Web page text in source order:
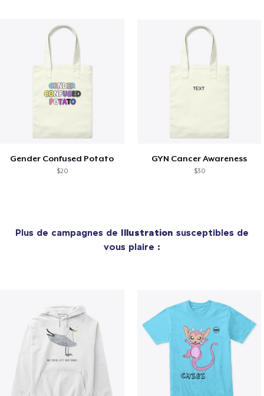
Gender Confused Potato
$20
GYN Cancer Awareness
$30
Plus de campagnes de Illustration susceptibles de
vous plaire :